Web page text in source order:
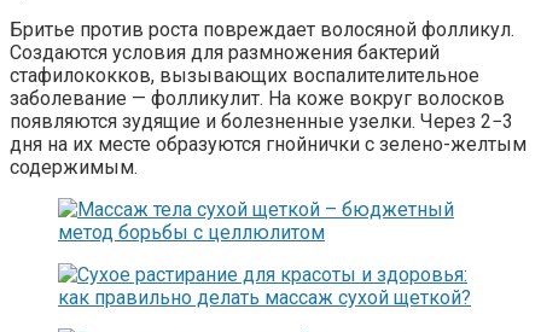
Бритье против роста повреждает волосяной фолликул.
Создаются условия для размножения бактерий
стафилококков, вызывающих воспалителительное
заболевание — фолликулит. На коже вокруг волосков
появляются зудящие и болезненные узелки. Через 2−3
дня на их месте образуются гнойнички с зелено-желтым
содержимым.